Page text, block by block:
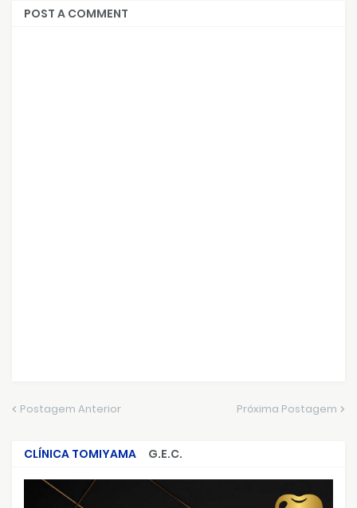
POST A COMMENT
Postagem Anterior Próxima Postagem
CLÍNICA TOMIYAMA
G.E.C.
CRIMES QUE ABALARAM O BRASIL